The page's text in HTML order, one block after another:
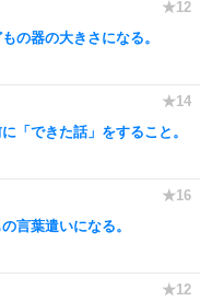
の器の大きさになる。
「できた話」をすること。
言葉遣いになる。